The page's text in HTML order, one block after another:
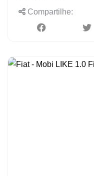
Compartilhe: